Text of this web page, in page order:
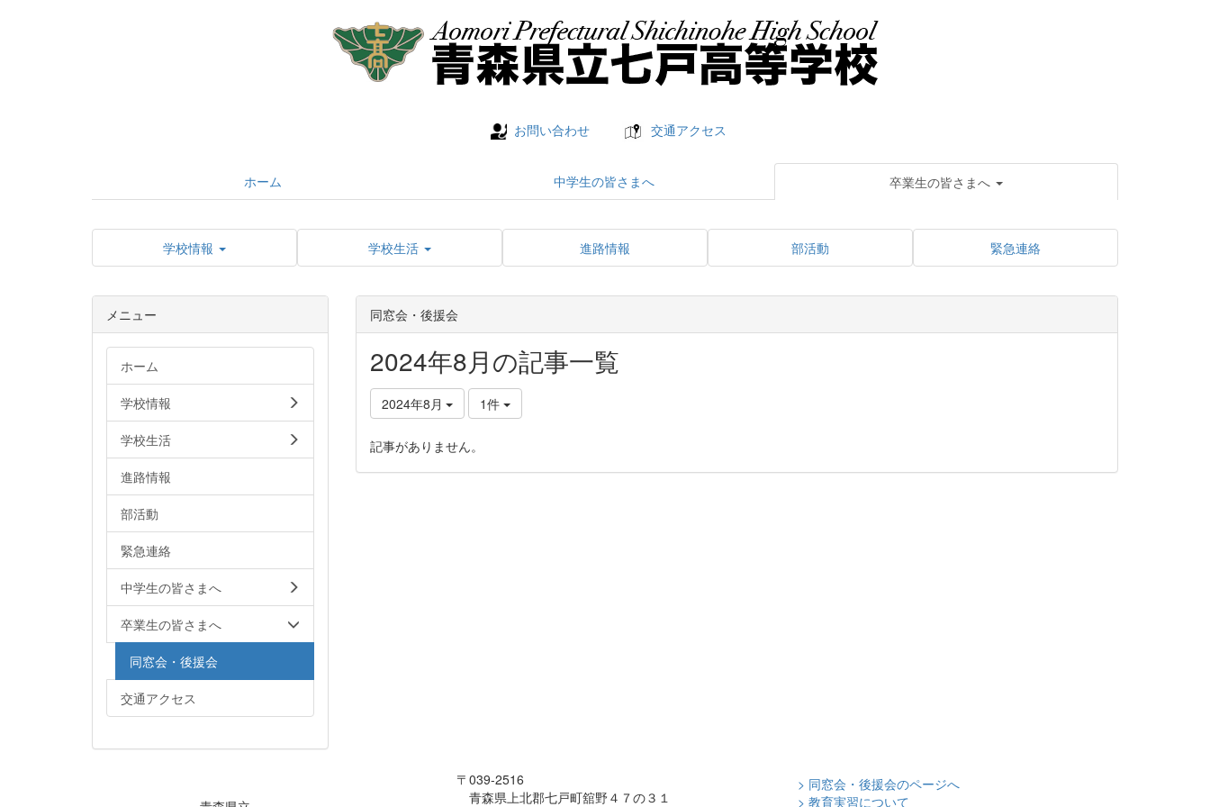
お問い合わせ 交通アクセス
ホーム 中学生の皆さまへ 卒業生の皆さまへ
学校情報 学校生活 進路情報 部活動 緊急連絡
同窓会・後援会
2024年8月の記事一覧
2024年8月 1件
記事がありません。
メニュー
ホーム
学校情報
学校生活
進路情報
部活動
緊急連絡
中学生の皆さまへ
卒業生の皆さまへ
同窓会・後援会
交通アクセス
〒039-2516
青森県上北郡七戸町舘野４７の３１
> 同窓会・後援会のページへ
> 教育実習について